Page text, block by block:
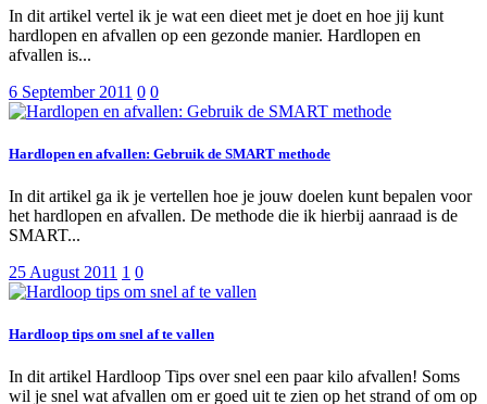
In dit artikel vertel ik je wat een dieet met je doet en hoe jij kunt
hardlopen en afvallen op een gezonde manier. Hardlopen en
afvallen is...
6 September 2011 0 0
Hardlopen en afvallen: Gebruik de SMART methode
In dit artikel ga ik je vertellen hoe je jouw doelen kunt bepalen voor
het hardlopen en afvallen. De methode die ik hierbij aanraad is de
SMART...
25 August 2011 1 0
Hardloop tips om snel af te vallen
In dit artikel Hardloop Tips over snel een paar kilo afvallen! Soms
wil je snel wat afvallen om er goed uit te zien op het strand of om op